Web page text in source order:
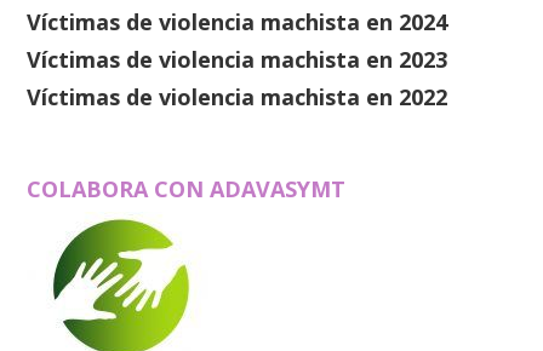
Víctimas de violencia machista en 2024
Víctimas de violencia machista en 2023
Víctimas de violencia machista en 2022
COLABORA CON ADAVASYMT